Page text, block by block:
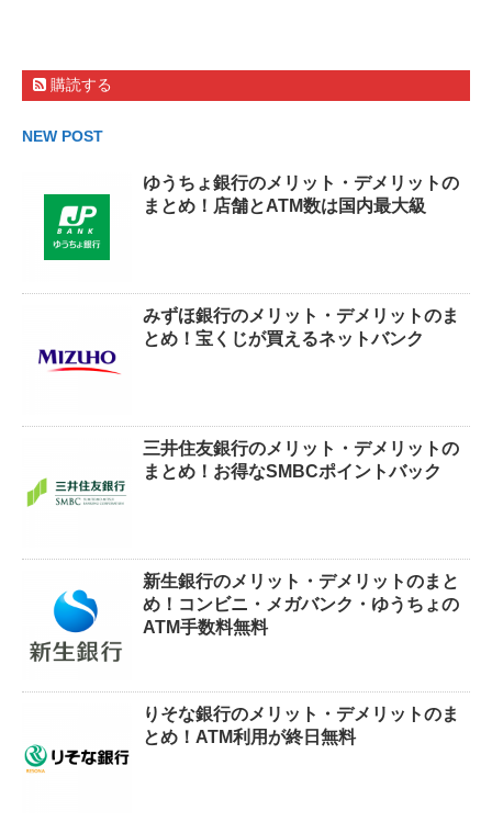
購読する
NEW POST
ゆうちょ銀行のメリット・デメリットの
まとめ！店舗とATM数は国内最大級
みずほ銀行のメリット・デメリットのま
とめ！宝くじが買えるネットバンク
三井住友銀行のメリット・デメリットの
まとめ！お得なSMBCポイントバック
新生銀行のメリット・デメリットのまと
め！コンビニ・メガバンク・ゆうちょの
ATM手数料無料
りそな銀行のメリット・デメリットのま
とめ！ATM利用が終日無料